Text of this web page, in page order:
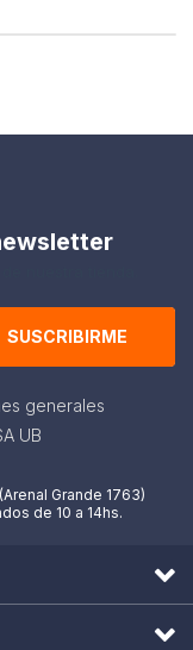
SUSCRIBIRME
generales
UB
Grande 1763)
de 10 a 14hs.